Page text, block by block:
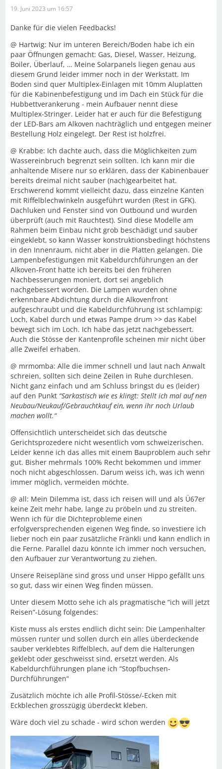
19. Juni 2023 um 16:57
Danke für die vielen Feedbacks!
@ Hartwig: Nur im unteren Bereich/Boden habe ich ein
paar Öffnungen gemacht: Gas, Diesel, Wasser, Heizung,
Boiler, Überlauf, … Meine Solarpanels liegen genau aus
diesem Grund leider immer noch in der Werkstatt. Im
Boden sind quer Multiplex-Einlagen mit 10mm Aluplatten
für die Kabinenbefestigung und im Dach ein Stück für die
Hubbettverankerung - mein Aufbauer nennt diese
Multiplex-Stringer. Leider hat er auch für die Befestigung
der LED-Bars am Alkoven nachträglich und entgegen meiner
Bestellung Holz eingelegt. Der Rest ist holzfrei.
@ Krabbe: Ich dachte auch, dass die Möglichkeiten zum
Wassereinbruch begrenzt sein sollten. Ich kann mir die
anhaltende Misere nur so erklären, dass der Kabinenbauer
bereits dreimal nicht sauber (nach)gearbeitet hat.
Erschwerend kommt vielleicht dazu, dass einzelne Kanten
mit Riffelblechwinkeln ausgeführt wurden (Rest in GFK).
Dachluken und Fenster sind von Outbound und wurden
überprüft (auch mit Rauchtest). Sind diese Modelle am
Rahmen beim Einbau nicht grob beschädigt und sauber
eingeklebt, so kann Wasser konstruktionsbedingt höchstens
in den Innenraum, nicht aber in die Platten gelangen. Die
Lampenbefestigungen mit Kabeldurchführungen an der
Alkoven-Front hatte ich bereits bei den früheren
Nachbesserungen moniert, dort sei angeblich
nachgebessert worden. Die Lampen wurden ohne
erkennbare Abdichtung durch die Alkovenfront
aufgeschraubt und die Kabeldurchführung ist schlampig:
Loch, Kabel durch und etwas Pampe drum >> das Kabel
bewegt sich im Loch. Ich habe das jetzt nachgebessert.
Auch die Stösse der Kantenprofile scheinen mir nicht über
alle Zweifel erhaben.
@ mrmomba: Alle die immer schnell und laut nach Anwalt
schreien, sollten sich deine Zeilen in Ruhe durchlesen.
Nicht ganz einfach und am Schluss bringst du es (leider)
auf den Punkt “Sarkastisch wie es klingt: Stellt ich mal auf nen
Neubau/Neukauf/Gebrauchtkauf ein, wenn ihr noch Urlaub
machen wollt.“
Offensichtlich unterscheidet sich das deutsche
Gerichtsprozedere nicht wesentlich vom schweizerischen.
Leider kenne ich das alles mit einem Bauproblem auch sehr
gut. Bisher mehrmals 100% Recht bekommen und immer
noch nicht abgeschlossen. Darum weiss ich, was ich wenn
immer möglich, vermeiden möchte.
@ all: Mein Dilemma ist, dass ich reisen will und als Ü67er
keine Zeit mehr habe, lange zu pröbeln und zu streiten.
Wenn ich für die Dichteprobleme einen
erfolgversprechenden eigenen Weg finde, so investiere ich
lieber noch ein paar zusätzliche Fränkli und kann endlich in
die Ferne. Parallel dazu könnte ich immer noch versuchen,
den Aufbauer zur Verantwortung zu ziehen.
Unsere Reisepläne sind gross und unser Hippo gefällt uns
so gut, dass wir einen Weg finden müssen.
Unter diesem Motto sehe ich als pragmatische “ich will jetzt
Reisen“-Lösung folgendes:
Kiste muss als erstes endlich dicht sein: Die Lampenhalter
müssen runter und sollen durch ein alles überdeckende
sauber verklebtes Riffelblech, auf dem die Halterungen
geklebt oder geschweisst sind, ersetzt werden. Als
Kabeldurchführungen plane ich “Stopfbuchsen-
Durchführungen“
Zusätzlich möchte ich alle Profil-Stösse/-Ecken mit
Eckblechen grosszügig überdeckt kleben.
Wäre doch viel zu schade - wird schon werden